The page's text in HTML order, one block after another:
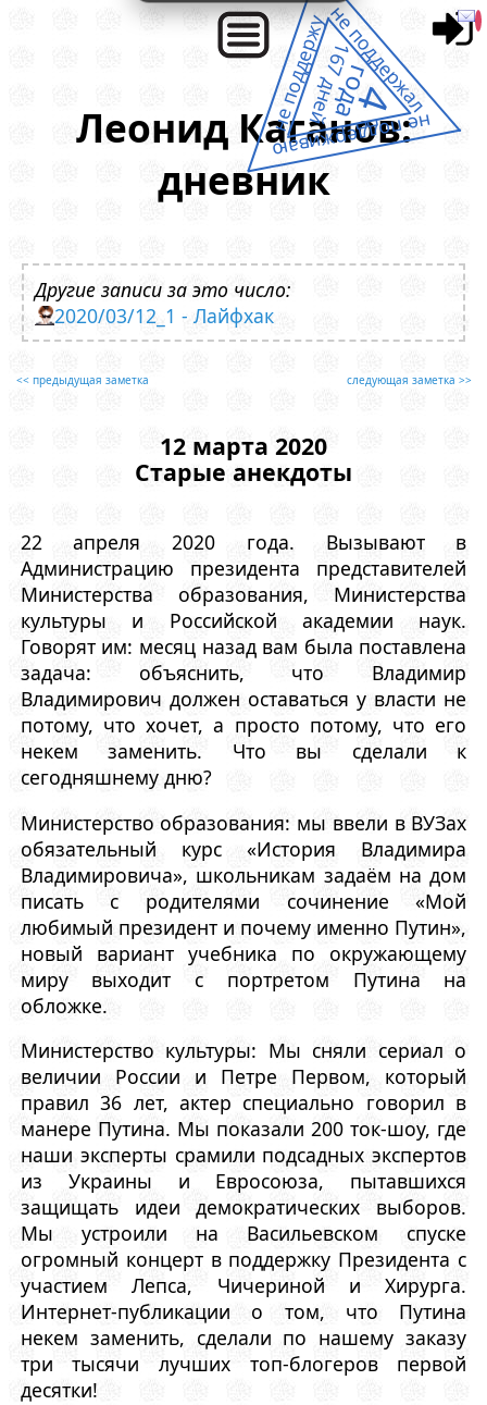
Леонид Каганов:
дневник
Другие записи за это число:
2020/03/12_1 - Лайфхак
<< предыдущая заметка следующая заметка >>
12 марта 2020
Старые анекдоты
22 апреля 2020 года. Вызывают в
Администрацию президента представителей
Министерства образования, Министерства
культуры и Российской академии наук.
Говорят им: месяц назад вам была поставлена
задача: объяснить, что Владимир
Владимирович должен оставаться у власти не
потому, что хочет, а просто потому, что его
некем заменить. Что вы сделали к
сегодняшнему дню?
Министерство образования: мы ввели в ВУЗах
обязательный курс «История Владимира
Владимировича», школьникам задаём на дом
писать с родителями сочинение «Мой
любимый президент и почему именно Путин»,
новый вариант учебника по окружающему
миру выходит с портретом Путина на
обложке.
Министерство культуры: Мы сняли сериал о
величии России и Петре Первом, который
правил 36 лет, актер специально говорил в
манере Путина. Мы показали 200 ток-шоу, где
наши эксперты срамили подсадных экспертов
из Украины и Евросоюза, пытавшихся
защищать идеи демократических выборов.
Мы устроили на Васильевском спуске
огромный концерт в поддержку Президента с
участием Лепса, Чичериной и Хирурга.
Интернет-публикации о том, что Путина
некем заменить, сделали по нашему заказу
три тысячи лучших топ-блогеров первой
десятки!
не поддержал
не поддерживаю
не поддержу 4
года
167 дней